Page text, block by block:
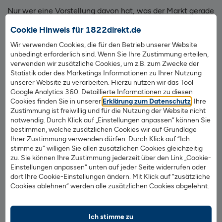
Cookie Hinweis für 1822direkt.de
Wir verwenden Cookies, die für den Betrieb unserer Website
unbedingt erforderlich sind. Wenn Sie Ihre Zustimmung erteilen,
verwenden wir zusätzliche Cookies, um z.B. zum Zwecke der
Statistik oder des Marketings Informationen zu Ihrer Nutzung
unserer Website zu verarbeiten. Hierzu nutzen wir das Tool
Google Analytics 360. Detaillierte Informationen zu diesen
Cookies finden Sie in unserer Erklärung zum Datenschutz . Ihre
Zustimmung ist freiwillig und für die Nutzung der Website nicht
notwendig. Durch Klick auf „Einstellungen anpassen“ können Sie
bestimmen, welche zusätzlichen Cookies wir auf Grundlage
Ihrer Zustimmung verwenden dürfen. Durch Klick auf “Ich
stimme zu“ willigen Sie allen zusätzlichen Cookies gleichzeitig
zu. Sie können Ihre Zustimmung jederzeit über den Link „Cookie-
Einstellungen anpassen“ unten auf jeder Seite widerrufen oder
dort Ihre Cookie-Einstellungen ändern. Mit Klick auf “zusätzliche
Cookies ablehnen“ werden alle zusätzlichen Cookies abgelehnt.
Ich stimme zu
Nur wer eine Vorstellung davon hat, was der Markt gerade
einer Wohnung einen fairen Preis zu bezahlen. Dabei, dies
herauszufinden, kann Ihnen auch ein Makler behilflich
sein. Er kennt den Immobilienmarkt, berät und stellt Ihnen
alle wichtigen Informationen zu verfügbaren Immobilien
zusammen. Kommt tatsächlich ein Kauf zustande, nimmt
er jedoch eine Provision. Oder kalkulieren Sie einfach mit
unserer neuenAntragsstreckeeinen indikativen
Marktpreis für Ihre Immobilie und lassen sich bzgl. einer
Finanzierung beraten.
Sollten Sie auf der Suche nach Bauland für einen Neubau
sein, finden Sie das häufig ebenfalls auf
Immobilienportalen im Internet oder über einen Makler.
Informationen zu freien Baugrundstücken gibt es
Gemeinde oder Stadt. Beim Amtsgericht können Sie